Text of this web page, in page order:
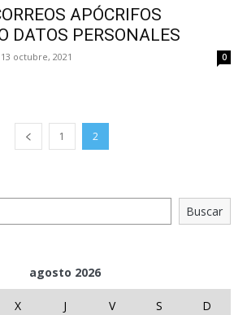
APÓCRIFOS
DATOS PERSONALES
13 octubre, 2021 0
1 2
Buscar
agosto 2026
X J V S
D